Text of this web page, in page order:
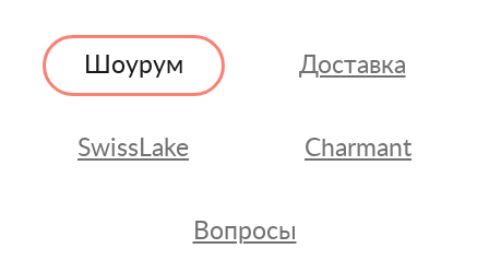
Шоурум Доставка
SwissLake Charmant
Вопросы